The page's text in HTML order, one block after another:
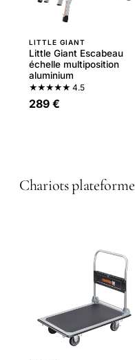
LITTLE GIANT
Little Giant Escabeau
échelle multiposition
aluminium
★★★★★ 4.5
289 €
Chariots plateforme